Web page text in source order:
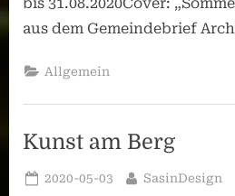
aus dem Gemeindebrief
Allgemein
Kunst am Berg
Posted
2020-05-03 By
SasinDesign